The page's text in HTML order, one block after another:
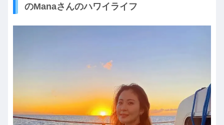
のManaさんのハワイライフ